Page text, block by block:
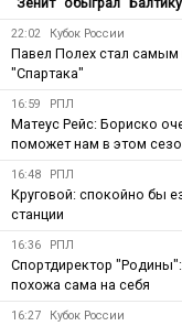
22:02 Кубок России
Павел Полех стал
"Спартака"
16:59 РПЛ
Матеус Рейс: Бориско
поможет нам в этом
16:48 РПЛ
Круговой: спокойно бы
станции
16:36 РПЛ
Спортдиректор
похожа сама на себя
16:27 Кубок России